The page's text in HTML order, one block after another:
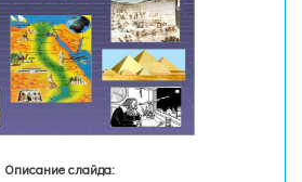
Описание слайда: